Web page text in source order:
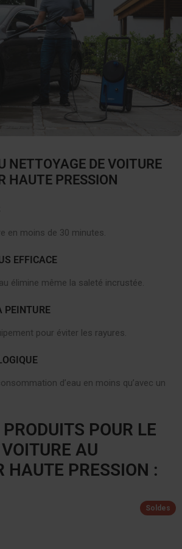
NETTOYAGE DE VOITURE
HAUTE PRESSION
en moins de 30 minutes.
EFFICACE
élimine même la saleté incrustée.
PEINTURE
pour éviter les rayures.
d’eau en moins qu’avec un
POUR LE
AU
HAUTE PRESSION :
Soldes